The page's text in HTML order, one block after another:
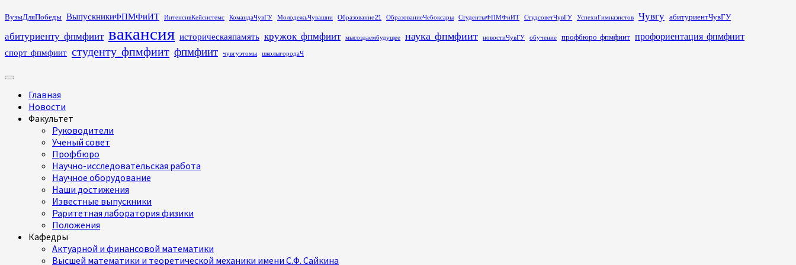
Перейти
содержимому
ВузыДляПобеды ВыпускникиФПМФиИТ ИнтенсивКейсистемс КомандаЧувГУ МолодежьЧувашии Образование21 ОбразованиеЧебоксары СтудентыФПМФиИТ СтудсоветЧувГУ УспехиГимназистов Чувгу абитуриентЧувГУ
абитуриенту_фпмфиит вакансия историческаяпамять кружок_фпмфиит мысоздаембудущее наука_фпмфиит новостиЧувГУ обучение профбюро_фпмфиит профориентация_фпмфиит
спорт_фпмфиит студенту_фпмфиит фпмфиит чувгуэтомы школыгородаЧ
Основное
Главная
Новости
Факультет
Руководители
Ученый совет
Профбюро
Научно-исследовательская работа
Научное оборудование
Наши достижения
Известные выпускники
Раритетная лаборатория физики
Положения
Кафедры
Актуарной и финансовой математики
Высшей математики и теоретической механики имени С.Ф. Сайкина